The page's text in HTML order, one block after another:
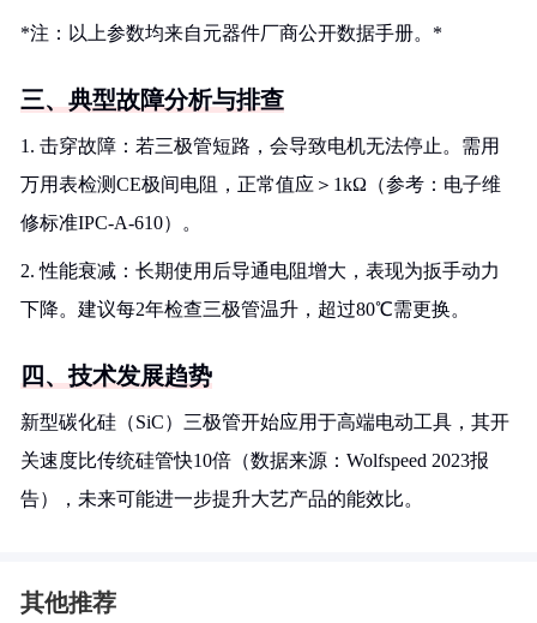
*注：以上参数均来自元器件厂商公开数据手册。*
三、典型故障分析与排查
1. 击穿故障：若三极管短路，会导致电机无法停止。需用
万用表检测CE极间电阻，正常值应＞1kΩ（参考：电子维
修标准IPC-A-610）。
2. 性能衰减：长期使用后导通电阻增大，表现为扳手动力
下降。建议每2年检查三极管温升，超过80℃需更换。
四、技术发展趋势
新型碳化硅（SiC）三极管开始应用于高端电动工具，其开
关速度比传统硅管快10倍（数据来源：Wolfspeed 2023报
告），未来可能进一步提升大艺产品的能效比。
其他推荐